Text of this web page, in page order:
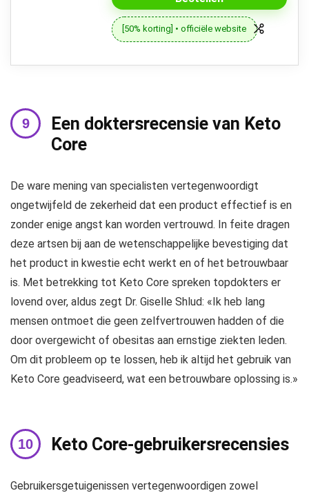
[50% korting] • officiële website
Een doktersrecensie van Keto
Core
De ware mening van specialisten vertegenwoordigt
ongetwijfeld de zekerheid dat een product effectief is en
zonder enige angst kan worden vertrouwd. In feite dragen
deze artsen bij aan de wetenschappelijke bevestiging dat
het product in kwestie echt werkt en of het betrouwbaar
is. Met betrekking tot Keto Core spreken topdokters er
lovend over, aldus zegt Dr. Giselle Shlud: «Ik heb lang
mensen ontmoet die geen zelfvertrouwen hadden of die
door overgewicht of obesitas aan ernstige ziekten leden.
Om dit probleem op te lossen, heb ik altijd het gebruik van
Keto Core geadviseerd, wat een betrouwbare oplossing is.»
Keto Core-gebruikersrecensies
Gebruikersgetuigenissen vertegenwoordigen zowel